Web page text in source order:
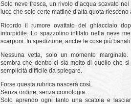
Solo neve fresca, un rivolo d’acqua scavato
luce che solo certe mattine d’alta quota riescono
Ricordo il rumore ovattato del ghiacciaio
intorpidite. Lo spazzolino infilato nella neve
scarponi. In spedizione, anche le cose più
Nessuna vetta, solo un momento
sembra che dentro ci sia molto di quello che
semplicità difficile da spiegare.
Forse questa rubrica nascerà così.
Senza ordine, senza cronologia.
Solo aprendo ogni tanto una scatola e